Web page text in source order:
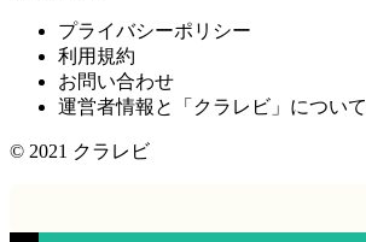
プライバシーポリシー
利用規約
お問い合わせ
運営者情報と「クラレビ」について
© 2021 クラレビ